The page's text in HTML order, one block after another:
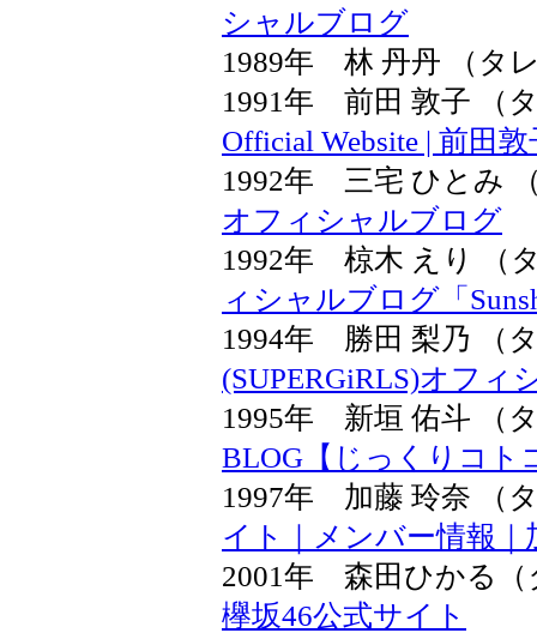
シャルブログ
1989年 林 丹丹 （タ
1991年 前田 敦子
Official Website | 前田
1992年 三宅 ひと
オフィシャルブログ
1992年 椋木 えり
ィシャルブログ「
1994年 勝田 梨乃
(SUPERGiRLS)オフィ
1995年 新垣 佑斗
BLOG【じっくりコト
1997年 加藤 玲奈
イト｜メンバー情報｜
2001年 森田ひか
欅坂46公式サイト